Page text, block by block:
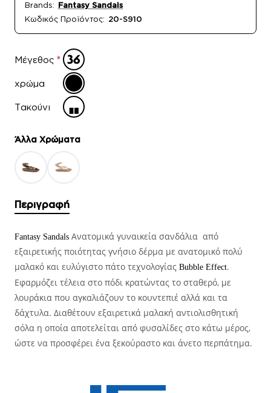
Brands: Fantasy Sandals
Κωδικός Προϊόντος: 20-S910
Μέγεθος
χρώμα
Τακούνι
Άλλα Xρώματα
Περιγραφή
Fantasy Sandals Ανατομικά γυναικεία σανδάλια από
εξαιρετικής ποιότητας γνήσιο δέρμα με ανατομικό πολύ
μαλακό και ευλύγιστο πάτο τεχνολογίας Bubble Effect.
Εφαρμόζει τέλεια στο πόδι κρατώντας το σταθερό, με
λουράκια που αγκαλιάζουν το κουντεπιέ αλλά και τα
δάχτυλα. Διαθέτουν εξαιρετικά μαλακή αντιολισθητική
σόλα η οποία αποτελείται από φυσαλίδες στο κάτω μέρος,
ώστε να προσφέρει ένα ξεκούραστο και άνετο περπάτημα.